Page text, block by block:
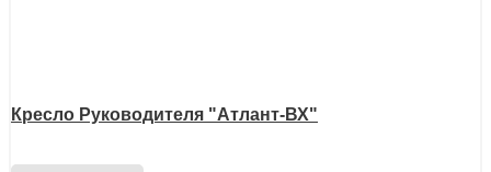
Кресло Руководителя "Атлант-ВХ"